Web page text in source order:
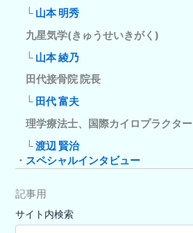
└ 山本 明秀
九星気学(きゅうせいきがく)
└ 山本 綾乃
田代接骨院 院長
└ 田代 富夫
理学療法士、国際カイロプラクター
└渡辺 賢治
・ スペシャルインタビュー
記事用
サイト内検索